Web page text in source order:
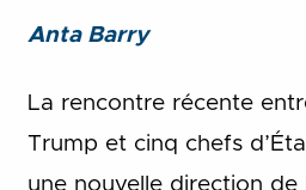
Anta Barry
La rencontre récente
Trump et cinq chefs
une nouvelle direction de